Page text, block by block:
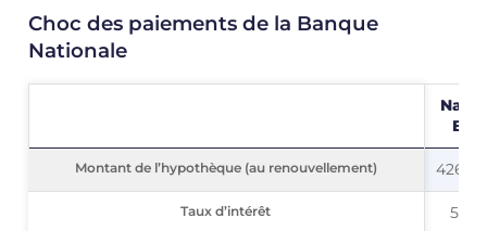
Choc des paiements de la Banque
Nationale
Montant de l’hypothèque (au renouvellement) 426
Taux d’intérêt 5,59
Montant de l’hypothèque (au renouvellement)
Taux d’intérêt